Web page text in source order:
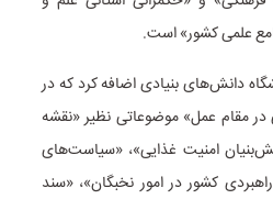
علمی کشور» است.
دانش‌های بنیادی اضافه کرد که در
مقام عمل» موضوعاتی نظیر «نقشه
امنیت غذایی»، «سیاست‌های
کشور در امور نخبگان»، «سند